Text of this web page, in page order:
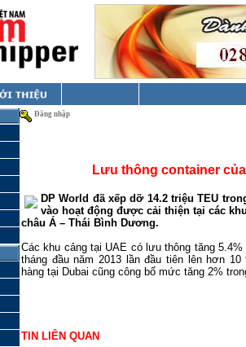
Đăng nhập
Lưu thông container
DP World đã xếp dỡ 14.2 triệu TEU
vào hoạt động được cải thiện tại các
châu Á – Thái Bình Dương.
Các khu cảng tại UAE có lưu thông tăng
tháng đầu năm 2013 lần đầu tiên lên hơn
hàng tại Dubai cũng công bố mức tăng 2%
TIN LIÊN QUAN